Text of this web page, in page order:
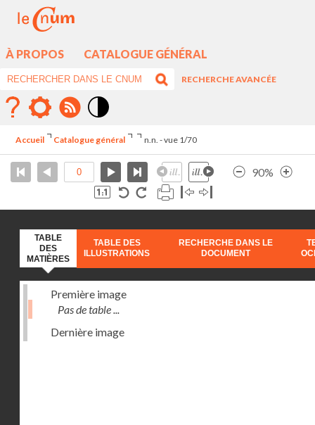
À PROPOS CATALOGUE GÉNÉRAL
RECHERCHE AVANCÉE
élévé
Accueil Catalogue général n.n. - vue 1/70
90%
TABLE
DES
MATIÈRES
TABLE DES
ILLUSTRATIONS
RECHERCHE DANS LE
DOCUMENT
Première image
Pas de table ...
Dernière image